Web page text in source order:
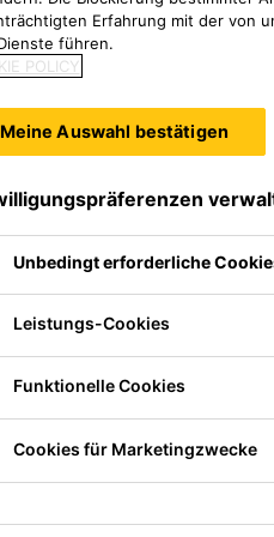
auf Ethyl
lange Offenzeit in
Durch seine
Applikationen
Erfahrung mit der von
führen.
POLICY
Meine Auswahl bestätigen
Unbedingt erforderliche
Leistungs-Cookies
Funktionelle Cookies
Cookies für Marketingzwecke